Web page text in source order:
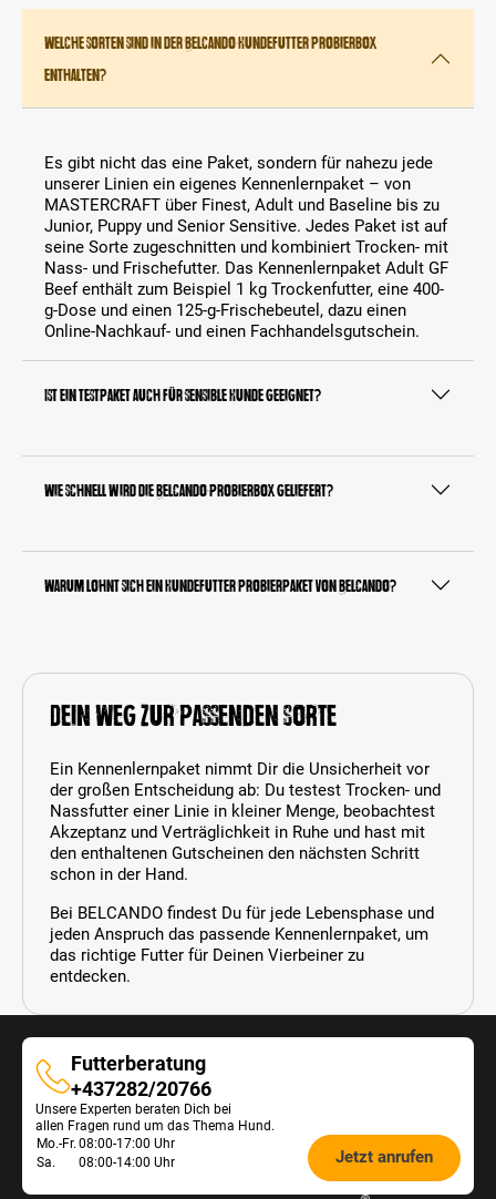
Welche Sorten sind in der Belcando Hundefutter Probierbox
enthalten?
Es gibt nicht das eine Paket, sondern für nahezu jede
unserer Linien ein eigenes Kennenlernpaket – von
MASTERCRAFT über Finest, Adult und Baseline bis zu
Junior, Puppy und Senior Sensitive. Jedes Paket ist auf
seine Sorte zugeschnitten und kombiniert Trocken- mit
Nass- und Frischefutter. Das Kennenlernpaket Adult GF
Beef enthält zum Beispiel 1 kg Trockenfutter, eine 400-
g-Dose und einen 125-g-Frischebeutel, dazu einen
Online-Nachkauf- und einen Fachhandelsgutschein.
Ist ein Testpaket auch für sensible Hunde geeignet?
Wie schnell wird die Belcando Probierbox geliefert?
Warum lohnt sich ein Hundefutter Probierpaket von Belcando?
Dein Weg zur passenden Sorte
Ein Kennenlernpaket nimmt Dir die Unsicherheit vor
der großen Entscheidung ab: Du testest Trocken- und
Nassfutter einer Linie in kleiner Menge, beobachtest
Akzeptanz und Verträglichkeit in Ruhe und hast mit
den enthaltenen Gutscheinen den nächsten Schritt
schon in der Hand.
Bei BELCANDO findest Du für jede Lebensphase und
jeden Anspruch das passende Kennenlernpaket, um
das richtige Futter für Deinen Vierbeiner zu
entdecken.
Futterberatung
Futterberatung
+437282/20766
Unsere Experten beraten Dich bei
allen Fragen rund um das Thema Hund.
Öffnungszeiten
Futterberatung:
Mo.-Fr. 08:00-17:00 Uhr
Sa.
08:00-14:00 Uhr Jetzt anrufen